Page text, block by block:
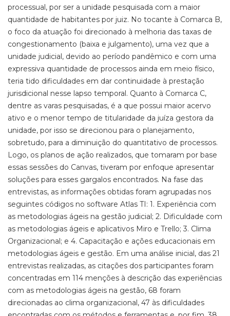
processual, por ser a unidade pesquisada com a maior
quantidade de habitantes por juiz. No tocante à Comarca B,
o foco da atuação foi direcionado à melhoria das taxas de
congestionamento (baixa e julgamento), uma vez que a
unidade judicial, devido ao período pandêmico e com uma
expressiva quantidade de processos ainda em meio físico,
teria tido dificuldades em dar continuidade à prestação
jurisdicional nesse lapso temporal. Quanto à Comarca C,
dentre as varas pesquisadas, é a que possui maior acervo
ativo e o menor tempo de titularidade da juíza gestora da
unidade, por isso se direcionou para o planejamento,
sobretudo, para a diminuição do quantitativo de processos.
Logo, os planos de ação realizados, que tomaram por base
essas sessões do Canvas, tiveram por enfoque apresentar
soluções para esses gargalos encontrados. Na fase das
entrevistas, as informações obtidas foram agrupadas nos
seguintes códigos no software Atlas TI: 1. Experiência com
as metodologias ágeis na gestão judicial; 2. Dificuldade com
as metodologias ágeis e aplicativos Miro e Trello; 3. Clima
Organizacional; e 4. Capacitação e ações educacionais em
metodologias ágeis e gestão. Em uma análise inicial, das 21
entrevistas realizadas, as citações dos participantes foram
concentradas em 114 menções à descrição das experiências
com as metodologias ágeis na gestão, 68 foram
direcionadas ao clima organizacional, 47 às dificuldades